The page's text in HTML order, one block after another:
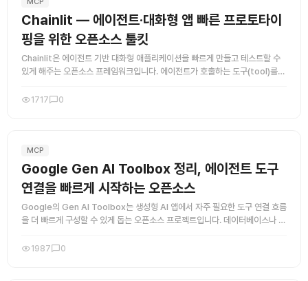
MCP
Chainlit — 에이전트·대화형 앱 빠른 프로토타이
핑을 위한 오픈소스 툴킷
Chainlit은 에이전트 기반 대화형 애플리케이션을 빠르게 만들고 테스트할 수
있게 해주는 오픈소스 프레임워크입니다. 에이전트가 호출하는 도구(tool)를
1717 0
MCP
Google Gen AI Toolbox 정리, 에이전트 도구
연결을 빠르게 시작하는 오픈소스
Google의 Gen AI Toolbox는 생성형 AI 앱에서 자주 필요한 도구 연결 흐름
을 더 빠르게 구성할 수 있게 돕는 오픈소스 프로젝트입니다. 데이터베이스나 외
1987 0